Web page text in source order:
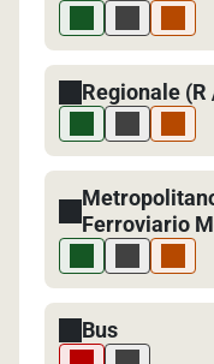
Regionale (R
Ferroviario
Bus